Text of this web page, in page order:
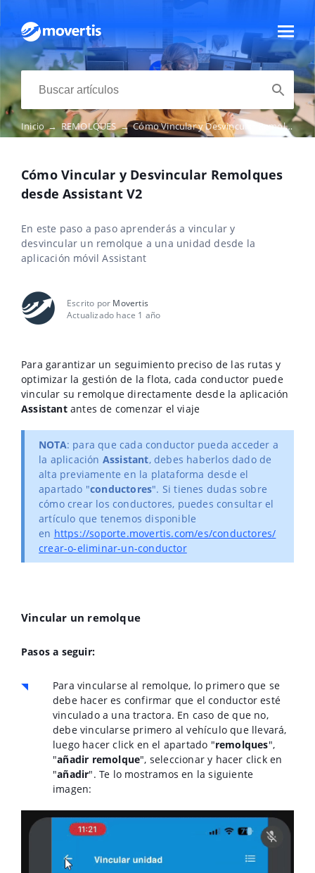
Inicio→ REMOLQUES→ Cómo Vincular y Desvincular Remolques desde Assistant V2
Cómo Vincular y Desvincular Remolques
desde Assistant V2
En este paso a paso aprenderás a vincular y
desvincular un remolque a una unidad desde la
aplicación móvil Assistant
Escrito por Movertis
Actualizado hace 1 año
Para garantizar un seguimiento preciso de las rutas y
optimizar la gestión de la flota, cada conductor puede
vincular su remolque directamente desde la aplicación
Assistant antes de comenzar el viaje
NOTA: para que cada conductor pueda acceder a
la aplicación Assistant, debes haberlos dado de
alta previamente en la plataforma desde el
apartado "conductores". Si tienes dudas sobre
cómo crear los conductores, puedes consultar el
artículo que tenemos disponible
en https://soporte.movertis.com/es/conductores/
crear-o-eliminar-un-conductor
Vincular un remolque
Pasos a seguir:
Para vincularse al remolque, lo primero que se
debe hacer es confirmar que el conductor esté
vinculado a una tractora. En caso de que no,
debe vincularse primero al vehículo que llevará,
luego hacer click en el apartado "remolques",
"añadir remolque", seleccionar y hacer click en
"añadir". Te lo mostramos en la siguiente
imagen: